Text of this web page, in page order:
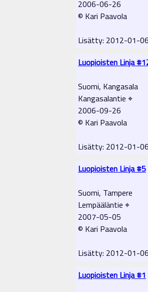
2006-06-26
© Kari Paavola
Lisätty: 2012-01-
Luopioisten Linja
Suomi, Kangasala
Kangasalantie ⌖
2006-09-26
© Kari Paavola
Lisätty: 2012-01-
Luopioisten Linja #5
Suomi, Tampere
Lempääläntie ⌖
2007-05-05
© Kari Paavola
Lisätty: 2012-01-
Luopioisten Linja #1